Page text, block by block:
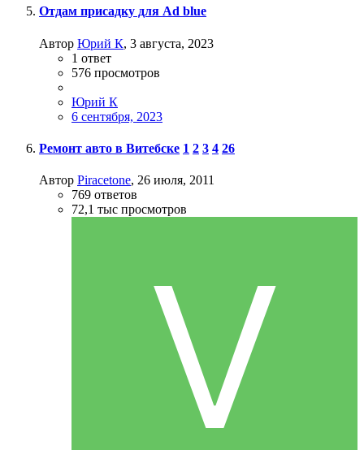
Отдам присадку для Ad blue
Автор Юрий К, 3 августа, 2023
1 ответ
576 просмотров
Юрий К
6 сентября, 2023
Ремонт авто в Витебске 1 2 3 4 26
Автор Piracetone, 26 июля, 2011
769 ответов
72,1 тыс просмотров